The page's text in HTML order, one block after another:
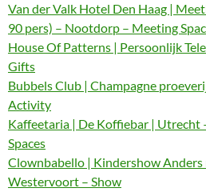
Van der Valk Hotel Den Haag |
90 pers) – Nootdorp – Meeting
House Of Patterns | Persoonlijk
Gifts
Bubbels Club | Champagne
Activity
Kaffeetaria | De Koffiebar | Utrecht
Spaces
Clownbabello | Kindershow Anders
Westervoort – Show